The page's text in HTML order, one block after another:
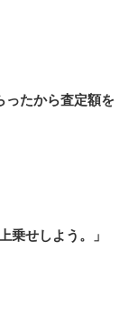
ったから査定額を
乗せしよう。」